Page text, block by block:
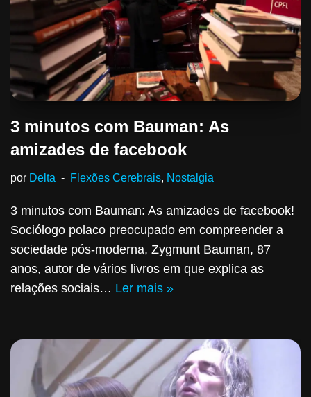
3 minutos com Bauman: As
amizades de facebook
por Delta Flexões Cerebrais, Nostalgia
3 minutos com Bauman: As amizades de facebook!
Sociólogo polaco preocupado em compreender a
sociedade pós-moderna, Zygmunt Bauman, 87
anos, autor de vários livros em que explica as
relações sociais… Ler mais »